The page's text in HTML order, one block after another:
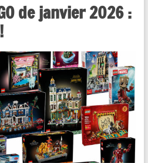
de janvier 2026 :